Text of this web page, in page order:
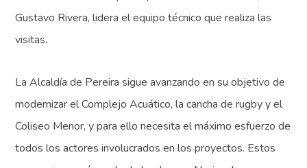
Gustavo Rivera, lidera el equipo técnico que realiza las
visitas.
La Alcaldía de Pereira sigue avanzando en su objetivo de
modernizar el Complejo Acuático, la cancha de rugby y el
Coliseo Menor, y para ello necesita el máximo esfuerzo de
todos los actores involucrados en los proyectos. Estos